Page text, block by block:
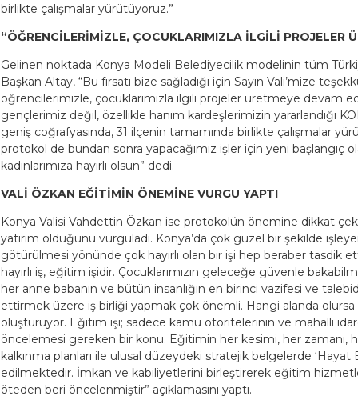
birlikte çalışmalar yürütüyoruz.”
“ÖĞRENCİLERİMİZLE, ÇOCUKLARIMIZLA İLGİLİ PROJELER
Gelinen noktada Konya Modeli Belediyecilik modelinin tüm
Başkan Altay, “Bu fırsatı bize sağladığı için Sayın Vali’mize
öğrencilerimizle, çocuklarımızla ilgili projeler üretmeye devam
gençlerimiz değil, özellikle hanım kardeşlerimizin yararlandığı
geniş coğrafyasında, 31 ilçenin tamamında birlikte çalışmalar
protokol de bundan sonra yapacağımız işler için yeni başlangıç
kadınlarımıza hayırlı olsun” dedi.
VALİ ÖZKAN EĞİTİMİN ÖNEMİNE VURGU YAPTI
Konya Valisi Vahdettin Özkan ise protokolün önemine dikkat
yatırım olduğunu vurguladı. Konya’da çok güzel bir şekilde
götürülmesi yönünde çok hayırlı olan bir işi hep beraber tasdik
hayırlı iş, eğitim işidir. Çocuklarımızın geleceğe güvenle
her anne babanın ve bütün insanlığın en birinci vazifesi ve
ettirmek üzere iş birliği yapmak çok önemli. Hangi alanda
oluşturuyor. Eğitim işi; sadece kamu otoritelerinin ve mahalli
öncelemesi gereken bir konu. Eğitimin her kesimi, her zamanı,
kalkınma planları ile ulusal düzeydeki stratejik belgelerde
edilmektedir. İmkan ve kabiliyetlerini birleştirerek eğitim
öteden beri öncelenmiştir” açıklamasını yaptı.